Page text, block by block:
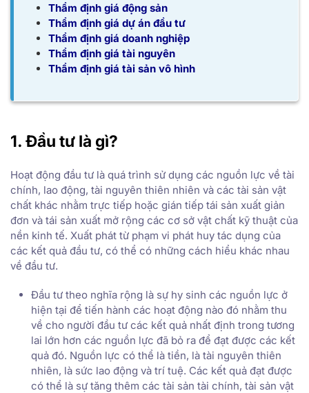
Thẩm định giá động sản
Thẩm định giá dự án đầu tư
Thẩm định giá doanh nghiệp
Thẩm định giá tài nguyên
Thẩm định giá tài sản vô hình
1. Đầu tư là gì?
Hoạt động đầu tư là quá trình sử dụng các nguồn lực về tài
chính, lao động, tài nguyên thiên nhiên và các tài sản vật
chất khác nhằm trực tiếp hoặc gián tiếp tái sản xuất giản
đơn và tái sản xuất mở rộng các cơ sở vật chất kỹ thuật của
nền kinh tế. Xuất phát từ phạm vi phát huy tác dụng của
các kết quả đầu tư, có thể có những cách hiểu khác nhau
về đầu tư.
Đầu tư theo nghĩa rộng là sự hy sinh các nguồn lực ở
hiện tại để tiến hành các hoạt động nào đó nhằm thu
về cho người đầu tư các kết quả nhất định trong tương
lai lớn hơn các nguồn lực đã bỏ ra để đạt được các kết
quả đó. Nguồn lực có thể là tiền, là tài nguyên thiên
nhiên, là sức lao động và trí tuệ. Các kết quả đạt được
có thể là sự tăng thêm các tài sản tài chính, tài sản vật